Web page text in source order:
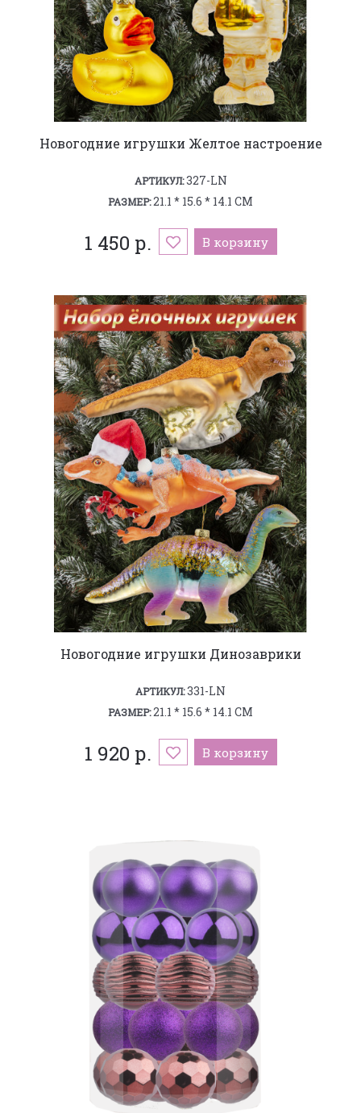
Новогодние игрушки Желтое настроение
АРТИКУЛ:327-LN
РАЗМЕР:21.1 * 15.6 * 14.1 СМ
1 450 р. В корзину
Новогодние игрушки Динозаврики
АРТИКУЛ:331-LN
РАЗМЕР:21.1 * 15.6 * 14.1 СМ
1 920 р. В корзину